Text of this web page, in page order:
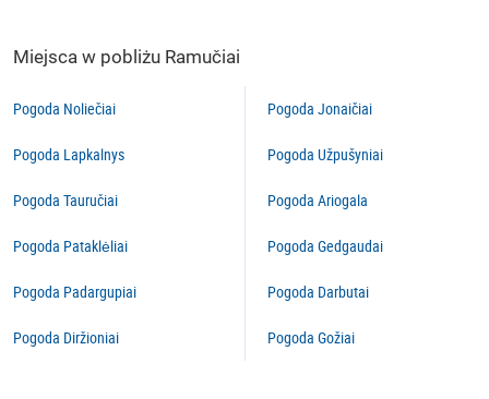
Miejsca w pobliżu Ramučiai
Pogoda Noliečiai
Pogoda Lapkalnys
Pogoda Tauručiai
Pogoda Pataklėliai
Pogoda Padargupiai
Pogoda Diržioniai
Pogoda Jonaičiai
Pogoda Užpušyniai
Pogoda Ariogala
Pogoda Gedgaudai
Pogoda Darbutai
Pogoda Gožiai